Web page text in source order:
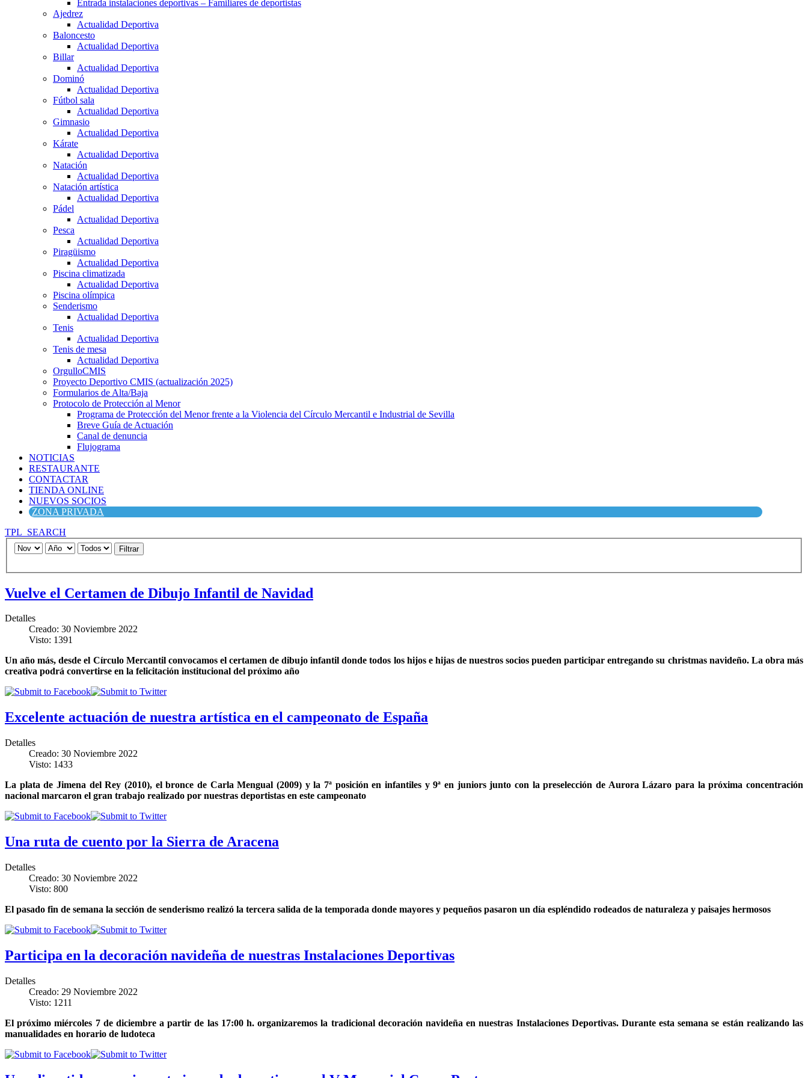
Entrada instalaciones deportivas – Familiares de deportistas
Ajedrez
Actualidad Deportiva
Baloncesto
Actualidad Deportiva
Billar
Actualidad Deportiva
Dominó
Actualidad Deportiva
Fútbol sala
Actualidad Deportiva
Gimnasio
Actualidad Deportiva
Kárate
Actualidad Deportiva
Natación
Actualidad Deportiva
Natación artística
Actualidad Deportiva
Pádel
Actualidad Deportiva
Pesca
Actualidad Deportiva
Piragüismo
Actualidad Deportiva
Piscina climatizada
Actualidad Deportiva
Piscina olímpica
Senderismo
Actualidad Deportiva
Tenis
Actualidad Deportiva
Tenis de mesa
Actualidad Deportiva
OrgulloCMIS
Proyecto Deportivo CMIS (actualización 2025)
Formularios de Alta/Baja
Protocolo de Protección al Menor
Programa de Protección del Menor frente a la Violencia del Círculo Mercantil e Industrial de Sevilla
Breve Guía de Actuación
Canal de denuncia
Flujograma
NOTICIAS
RESTAURANTE
CONTACTAR
TIENDA ONLINE
NUEVOS SOCIOS
ZONA PRIVADA
TPL_SEARCH
Filtrar
Vuelve el Certamen de Dibujo Infantil de Navidad
Detalles
Creado: 30 Noviembre 2022
Visto: 1391
Un año más, desde el Círculo Mercantil convocamos el certamen de dibujo infantil donde todos los hijos e hijas de nuestros socios pueden participar entregando su christmas navideño. La obra más
creativa podrá convertirse en la felicitación institucional del próximo año
Excelente actuación de nuestra artística en el campeonato de España
Detalles
Creado: 30 Noviembre 2022
Visto: 1433
La plata de Jimena del Rey (2010), el bronce de Carla Mengual (2009) y la 7ª posición en infantiles y 9ª en juniors junto con la preselección de Aurora Lázaro para la próxima concentración
nacional marcaron el gran trabajo realizado por nuestras deportistas en este campeonato
Una ruta de cuento por la Sierra de Aracena
Detalles
Creado: 30 Noviembre 2022
Visto: 800
El pasado fin de semana la sección de senderismo realizó la tercera salida de la temporada donde mayores y pequeños pasaron un día espléndido rodeados de naturaleza y paisajes hermosos
Participa en la decoración navideña de nuestras Instalaciones Deportivas
Detalles
Creado: 29 Noviembre 2022
Visto: 1211
El próximo miércoles 7 de diciembre a partir de las 17:00 h. organizaremos la tradicional decoración navideña en nuestras Instalaciones Deportivas. Durante esta semana se están realizando las
manualidades en horario de ludoteca